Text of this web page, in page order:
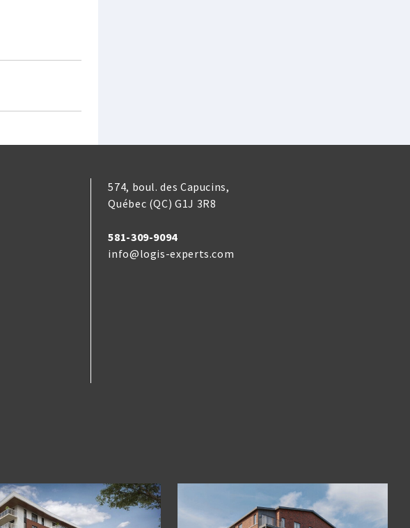
574, boul. des Capucins,
Québec (QC) G1J 3R8
581-309-9094
info@logis-experts.com